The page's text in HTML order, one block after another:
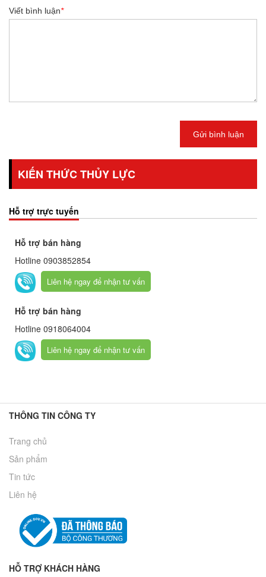
Viết bình luận*
Gửi bình luận
KIẾN THỨC THỦY LỰC
Hỗ trợ trực tuyến
Hỗ trợ bán hàng
Hotline 0903852854
Liên hệ ngay để nhận tư vấn
Hỗ trợ bán hàng
Hotline 0918064004
Liên hệ ngay để nhận tư vấn
THÔNG TIN CÔNG TY
Trang chủ
Sản phẩm
Tin tức
Liên hệ
HỖ TRỢ KHÁCH HÀNG